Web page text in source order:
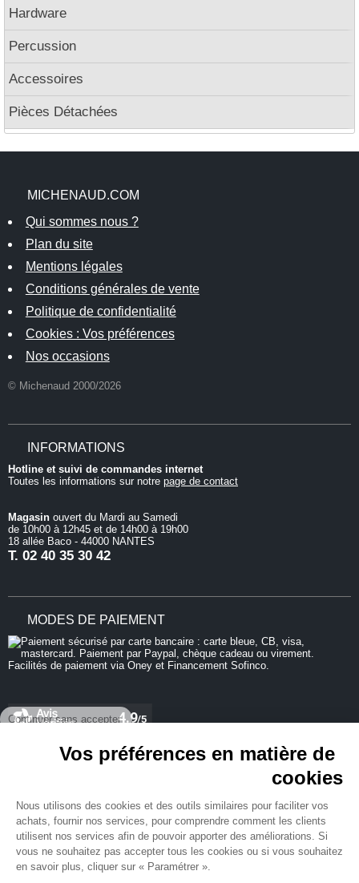
Continuer sans accepter
Vos préférences en matière de
cookies
Nous utilisons des cookies et des outils similaires pour faciliter vos
achats, fournir nos services, pour comprendre comment les clients
utilisent nos services afin de pouvoir apporter des améliorations. Si
vous ne souhaitez pas accepter tous les cookies ou si vous souhaitez
en savoir plus, cliquer sur « Paramétrer ».
Hardware
Percussion
Accessoires
Pièces Détachées
MICHENAUD.COM
Qui sommes nous ?
Plan du site
Mentions légales
Conditions générales de vente
Politique de confidentialité
Cookies : Vos préférences
Nos occasions
© Michenaud 2000/2026
INFORMATIONS
Hotline et suivi de commandes internet
Toutes les informations sur notre page de contact
Magasin ouvert du Mardi au Samedi
de 10h00 à 12h45 et de 14h00 à 19h00
18 allée Baco - 44000 NANTES
T. 02 40 35 30 42
MODES DE PAIEMENT
NEWSLETTER